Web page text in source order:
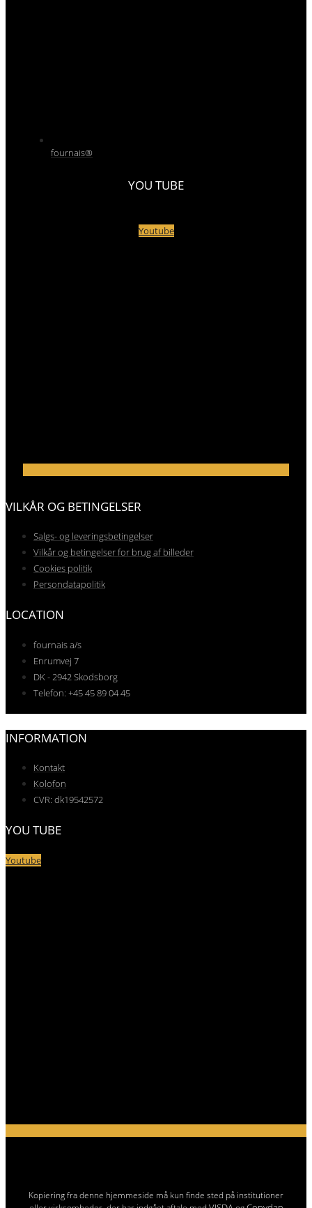
fournais®
YOU TUBE
Youtube
VILKÅR OG BETINGELSER
Salgs- og leveringsbetingelser
Vilkår og betingelser for brug af billeder
Cookies politik
Persondatapolitik
LOCATION
fournais a/s
Enrumvej 7
DK - 2942 Skodsborg
Telefon: +45 45 89 04 45
INFORMATION
Kontakt
Kolofon
CVR: dk19542572
YOU TUBE
Youtube
Kopiering fra denne hjemmeside må kun finde sted på institutioner